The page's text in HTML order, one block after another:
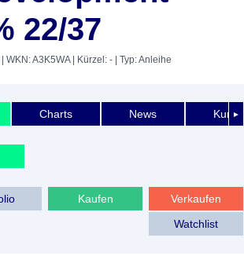
22/37
| WKN: A3K5WA| Kürzel: - | Typ: Anleihe
►
Charts News
Verkaufen
Kaufen
Watchlist